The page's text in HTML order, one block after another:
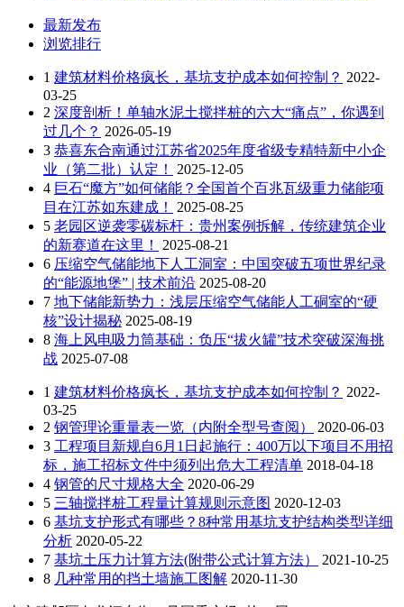
最新发布
浏览排行
1 建筑材料价格疯长，基坑支护成本如何控制？ 2022-
03-25
2 深度剖析！单轴水泥土搅拌桩的六大“痛点”，你遇到
过几个？ 2026-05-19
3 恭喜东合南通过江苏省2025年度省级专精特新中小企
业（第二批）认定！
2025-12-05
4 巨石“魔方”如何储能？全国首个百兆瓦级重力储能项
目在江苏如东建成！
2025-08-25
5 老园区逆袭零碳标杆：贵州案例拆解，传统建筑企业
的新赛道在这里！
2025-08-21
6 压缩空气储能地下人工洞室：中国突破五项世界纪录
的“能源地堡” | 技术前沿 2025-08-20
7 地下储能新势力：浅层压缩空气储能人工硐室的“硬
核”设计揭秘 2025-08-19
8 海上风电吸力筒基础：负压“拔火罐”技术突破深海挑
战 2025-07-08
1 建筑材料价格疯长，基坑支护成本如何控制？ 2022-
03-25
2 钢管理论重量表一览（内附全型号查阅）
2020-06-03
3 工程项目新规自6月1日起施行：400万以下项目不用招
标，施工招标文件中须列出危大工程清单 2018-04-18
4 钢管的尺寸规格大全 2020-06-29
5 三轴搅拌桩工程量计算规则示意图 2020-12-03
6 基坑支护形式有哪些？8种常用基坑支护结构类型详细
分析 2020-05-22
7 基坑土压力计算方法(附带公式计算方法）
2021-10-25
8 几种常用的挡土墙施工图解 2020-11-30